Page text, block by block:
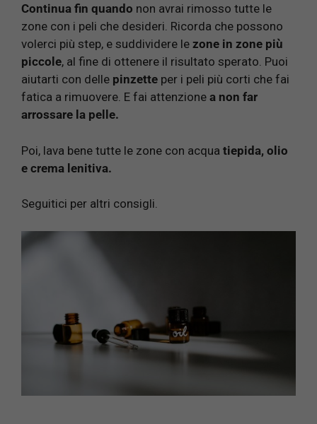
Continua fin quando non avrai rimosso tutte le
zone con i peli che desideri. Ricorda che possono
volerci più step, e suddividere le zone in zone più
piccole, al fine di ottenere il risultato sperato. Puoi
aiutarti con delle pinzette per i peli più corti che fai
fatica a rimuovere. E fai attenzione a non far
arrossare la pelle.
Poi, lava bene tutte le zone con acqua tiepida, olio
e crema lenitiva.
Seguitici per altri consigli.